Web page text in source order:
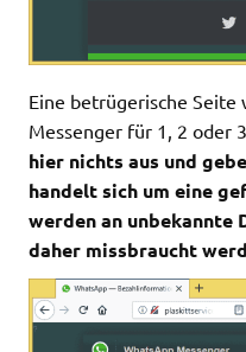
Eine betrügerische Seite
Messenger für 1, 2 oder
hier nichts aus und
handelt sich um eine
werden an unbekannte
daher missbraucht